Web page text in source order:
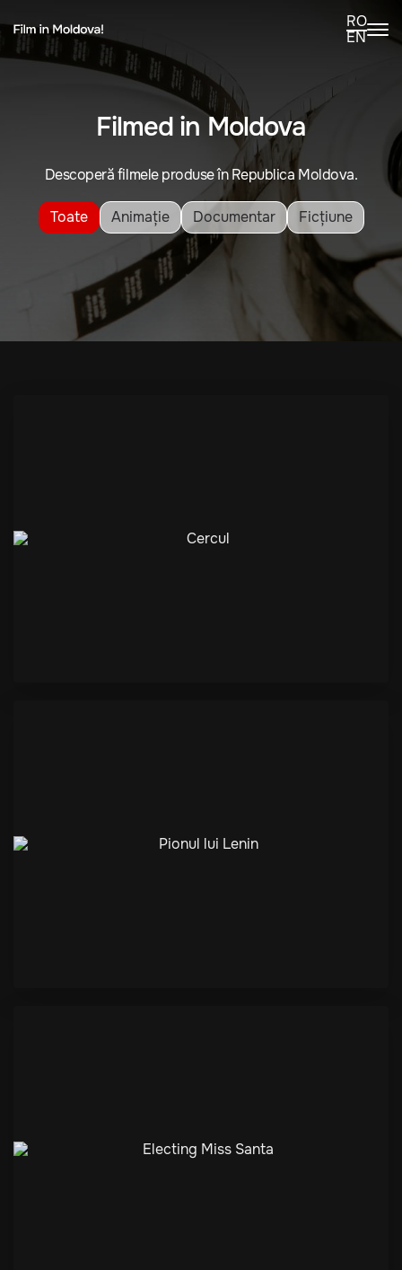
RO
EN
Filmed in Moldova
Descoperă filmele produse în Republica Moldova.
Toate Animație Documentar Ficțiune